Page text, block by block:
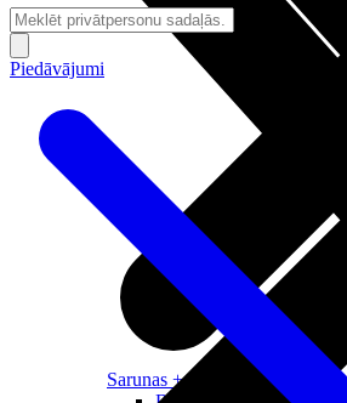
Sarunas + Internets
Piedāvājumi